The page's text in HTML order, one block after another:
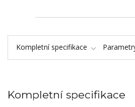
Kompletní specifikace
Kompletní specifikace